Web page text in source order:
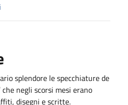
splendore le specchiature de
che negli scorsi mesi erano
disegni e scritte.